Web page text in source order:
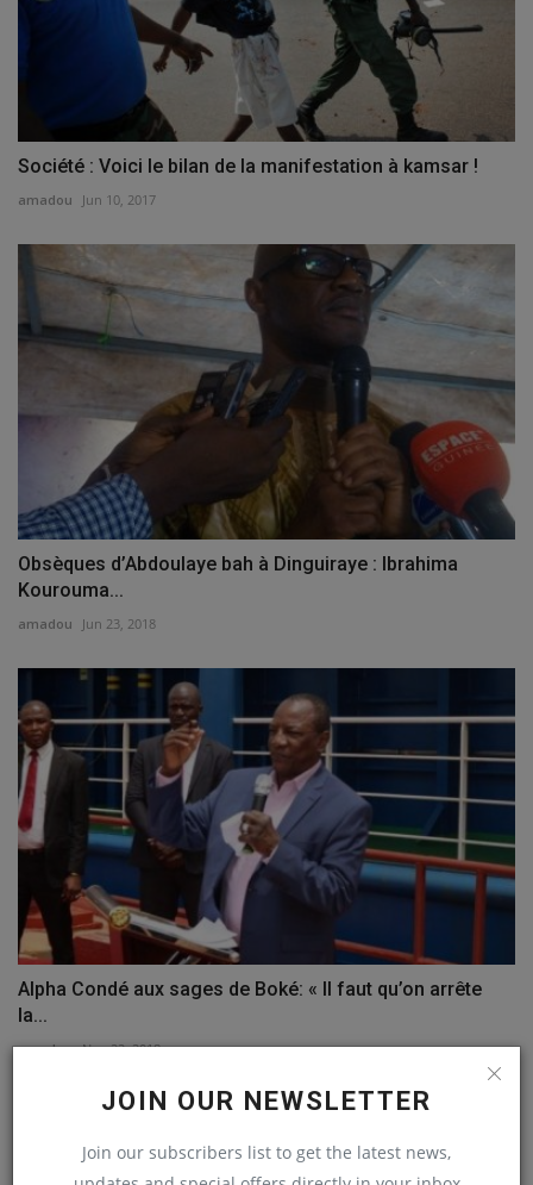
JOIN OUR NEWSLETTER
Join our subscribers list to get the latest news,
Société : Voici le bilan de la manifestation à kamsar !
amadou Jun 10, 2017
Obsèques d’Abdoulaye bah à Dinguiraye : Ibrahima
Kourouma...
amadou Jun 23, 2018
Alpha Condé aux sages de Boké: « Il faut qu’on arrête
la...
amadou Nov 22, 2018